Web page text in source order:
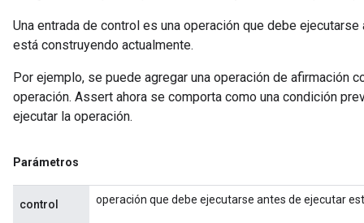
Una entrada de control es una operación que debe
está construyendo actualmente.
Por ejemplo, se puede agregar una operación de afirmación
operación. Assert ahora se comporta como una condición
ejecutar la operación.
Parámetros
control operación que debe ejecutarse antes de ejecutar